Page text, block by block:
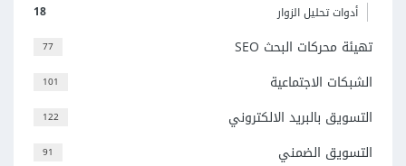
18 أدوات تحليل الزوار
77 تهيئة محركات البحث SEO
101 الشبكات الاجتماعية
122 التسويق بالبريد الالكتروني
91 التسويق الضمني